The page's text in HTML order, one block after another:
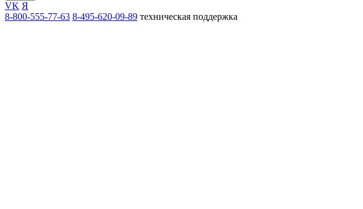
VK Я
8-800-555-77-63 8-495-620-09-89 техническая поддержка